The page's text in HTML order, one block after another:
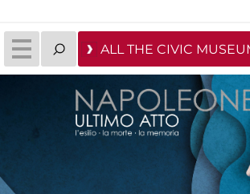
ALL THE CIVIC